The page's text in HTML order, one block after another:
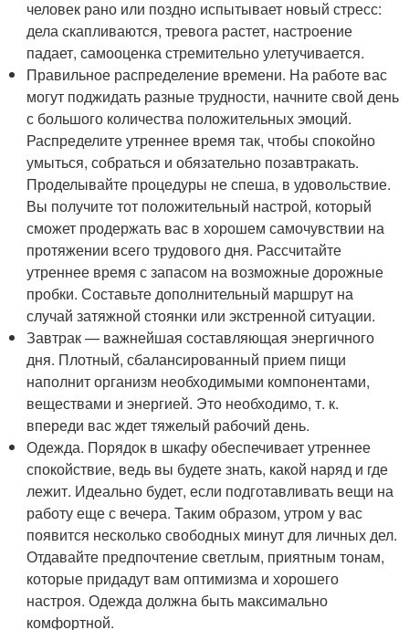
человек рано или поздно испытывает новый стресс:
дела скапливаются, тревога растет, настроение
падает, самооценка стремительно улетучивается.
Правильное распределение времени. На работе вас
могут поджидать разные трудности, начните свой день
с большого количества положительных эмоций.
Распределите утреннее время так, чтобы спокойно
умыться, собраться и обязательно позавтракать.
Проделывайте процедуры не спеша, в удовольствие.
Вы получите тот положительный настрой, который
сможет продержать вас в хорошем самочувствии на
протяжении всего трудового дня. Рассчитайте
утреннее время с запасом на возможные дорожные
пробки. Составьте дополнительный маршрут на
случай затяжной стоянки или экстренной ситуации.
Завтрак — важнейшая составляющая энергичного
дня. Плотный, сбалансированный прием пищи
наполнит организм необходимыми компонентами,
веществами и энергией. Это необходимо, т. к.
впереди вас ждет тяжелый рабочий день.
Одежда. Порядок в шкафу обеспечивает утреннее
спокойствие, ведь вы будете знать, какой наряд и где
лежит. Идеально будет, если подготавливать вещи на
работу еще с вечера. Таким образом, утром у вас
появится несколько свободных минут для личных дел.
Отдавайте предпочтение светлым, приятным тонам,
которые придадут вам оптимизма и хорошего
настроя. Одежда должна быть максимально
комфортной.